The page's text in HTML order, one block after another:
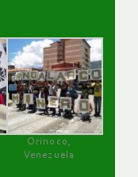
Orinoco,
Venezuela